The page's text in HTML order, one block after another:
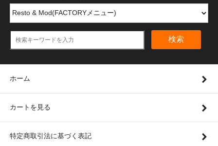
検索
ホーム
カートを見る
特定商取引法に基づく表記